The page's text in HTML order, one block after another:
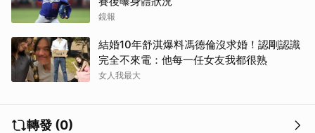
鏡報
結婚10年舒淇爆料馮德倫沒求婚！認剛認識
完全不來電：他每一任女友我都很熟
女人我最大
轉發 (0)